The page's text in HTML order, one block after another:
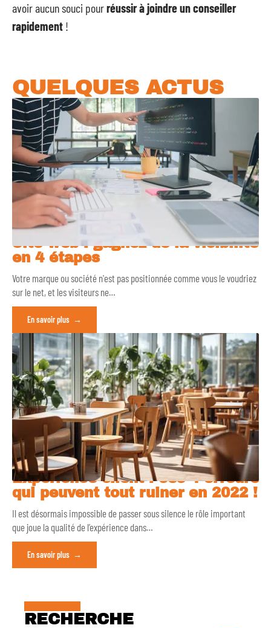
avoir aucun souci pourréussir à joindre un conseiller
rapidement !
QUELQUES ACTUS
Site web : gagnez de la visibilité
en 4 étapes
Votre marque ou société n'est pas positionnée comme vous le voudriez
sur le net, et les visiteurs ne…
En savoir plus
Expérience client : ces 4 erreurs
qui peuvent tout ruiner en 2022 !
Il est désormais impossible de passer sous silence le rôle important
que joue la qualité de l’expérience dans…
En savoir plus
RECHERCHE